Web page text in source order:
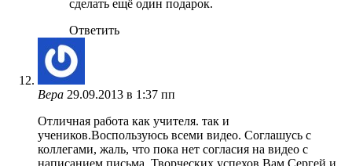
сделать ещё один подарок.
Ответить
Вера 29.09.2013 в 1:37 пп
Отличная работа как учителя. так и
учеников.Воспользуюсь всеми видео. Соглашусь с
коллегами, жаль, что пока нет согласия на видео с
написанием письма. Творческих успехов Вам Сергей и